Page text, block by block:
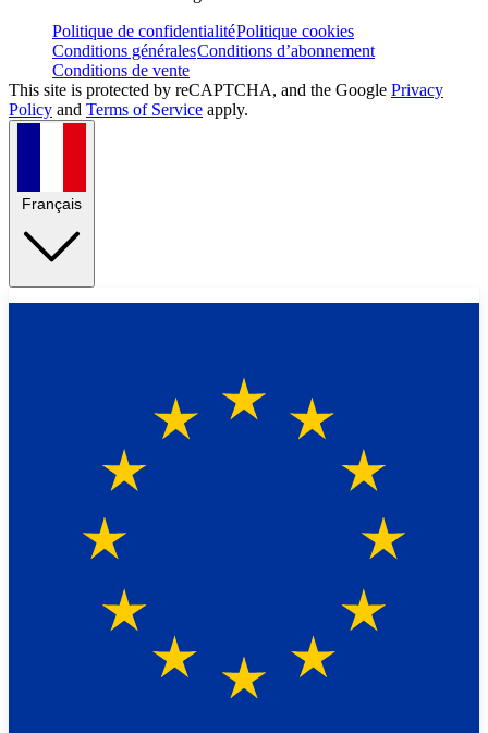
Politique de confidentialitéPolitique cookies
Conditions généralesConditions d’abonnement
Conditions de vente
This site is protected by reCAPTCHA, and the Google Privacy
Policy and Terms of Service apply.
Français